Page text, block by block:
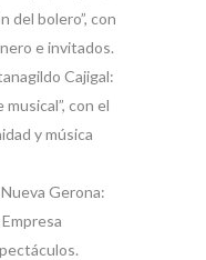
del bolero”, con
e invitados.
Cajigal:
con el
y música
Gerona: